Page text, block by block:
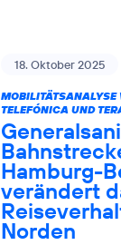
18. Oktober 2025
MOBILITÄTSANALYSE
TELEFÓNICA UND
Hamburg-
verändert
Norden